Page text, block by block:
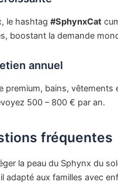
le hashtag#SphynxCat
boostant la demande
annuel
premium, bains, vêtements
500 – 800 € par an.
fréquentes
la peau du Sphynx du
adapté aux familles avec